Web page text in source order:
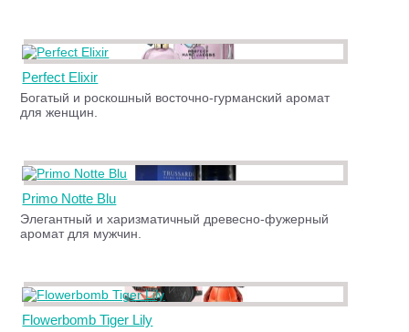
Perfect Elixir
Богатый и роскошный восточно-гурманский аромат
для женщин.
Primo Notte Blu
Элегантный и харизматичный древесно-фужерный
аромат для мужчин.
Flowerbomb Tiger Lily